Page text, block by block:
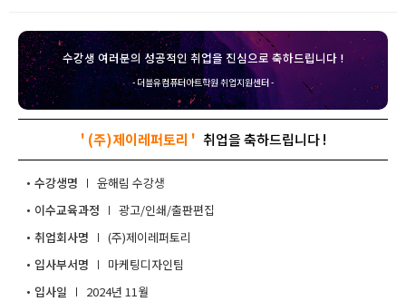
게임과정
자격증과정
커뮤니티
취업지원센터
수강생 여러분의 성공적인 취업을 진심으로 축하드립니다 !
- 더블유컴퓨터아트학원 취업지원센터 -
' (주)제이레퍼토리 '
수강생명
윤해림
이수교육과정
광고/인쇄/출판편집
취업회사명
(주)제이레퍼토리
입사부서명
마케팅디자인팀
입사일
2024년 11월